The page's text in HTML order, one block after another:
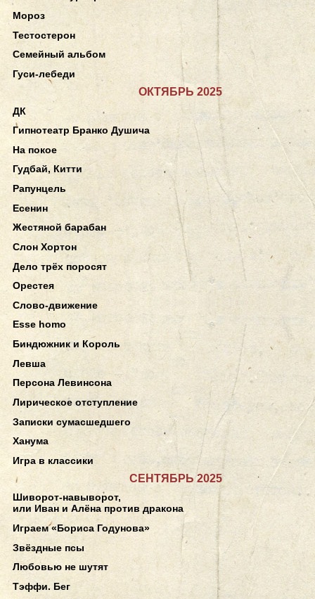
Мороз
Тестостерон
Семейный альбом
Гуси-лебеди
ОКТЯБРЬ 2025
ДК
Гипнотеатр Бранко Душича
На покое
Гудбай, Китти
Рапунцель
Есенин
Жестяной барабан
Слон Хортон
Дело трёх поросят
Орестея
Слово-движение
Esse homo
Биндюжник и Король
Левша
Персона Левинсона
Лирическое отступление
Записки сумасшедшего
Ханума
Игра в классики
СЕНТЯБРЬ 2025
Шиворот-навыворот,
или Иван и Алёна против дракона
Играем «Бориса Годунова»
Звёздные псы
Любовью не шутят
Тэффи. Бег